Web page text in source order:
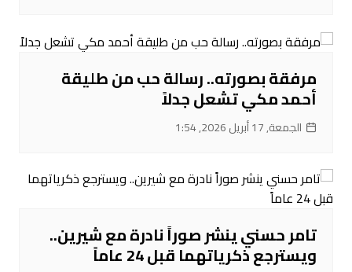
مرفقة بصورته.. رسالة حب من طليقة
أحمد مكي تشعل جدلاً
الجمعة, 17 أبريل 2026, 1:54
تامر حسني ينشر صوراً نادرة مع شيرين..
ويسترجع ذكرياتهما قبل 24 عاماً